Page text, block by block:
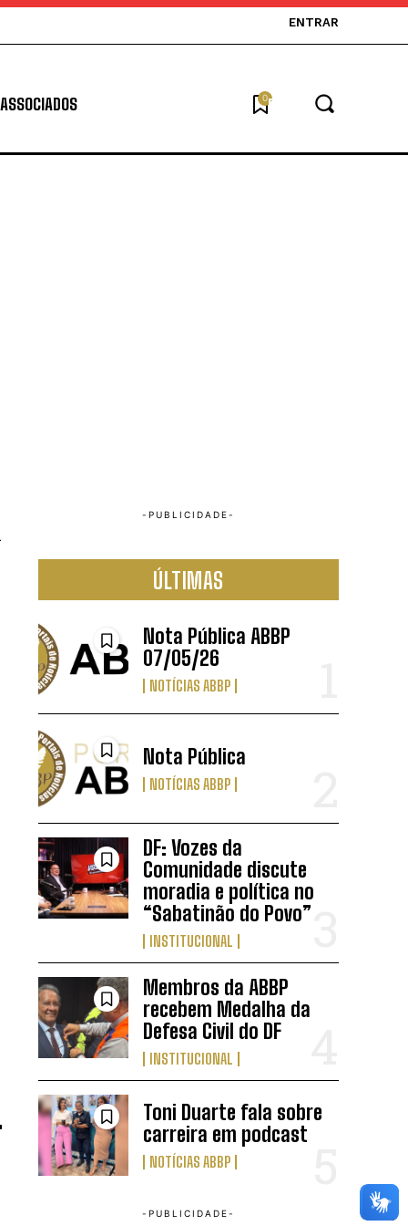
ENTRAR
ASSOCIADOS 0Buscar
ÚLTIMAS
Nota Pública ABBP
07/05/26
NOTÍCIAS ABBP
Nota Pública
NOTÍCIAS ABBP
DF: Vozes da
Comunidade discute
moradia e política no
“Sabatinão do Povo”
INSTITUCIONAL
Membros da ABBP
recebem Medalha da
Defesa Civil do DF
INSTITUCIONAL
Toni Duarte fala sobre
carreira em podcast
NOTÍCIAS ABBP